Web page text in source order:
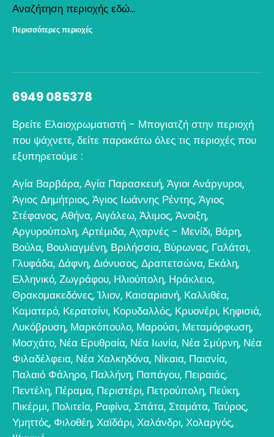
Αναζήτηση περιοχής εδώ...
Περισσότερες περιοχές
6949 085378
Βρείτε Ελαιοχρωματιστή - Μπογιατζή στην περιοχή
που ψάχνετε, δείτε παρακάτω όλες τις περιοχές που
εξυπηρετούμε :
Αγία Βαρβάρα, Αγία Παρασκευή, Άγιοι Ανάργυροι,
Άγιος Δημήτριος, Άγιος Ιωάννης Ρέντης, Άγιος
Στέφανος, Αθήνα, Αιγάλεω, Άλιμος, Άνοιξη,
Αργυρούπολη, Αρτέμιδα, Αχαρνές - Μενίδι, Βάρη,
Βούλα, Βουλιαγμένη, Βριλήσσια, Βύρωνας, Γαλάτσι,
Γλυφάδα, Δάφνη, Διόνυσος, Δραπετσώνα, Εκάλη,
Ελληνικό, Ζωγράφου, Ηλιούπολη, Ηράκλειο,
Θρακομακεδόνες,Ίλιον, Καισαριανή, Καλλιθέα,
Καματερό, Κερατσίνι, Κορυδαλλός, Κρυονέρι, Κηφισιά,
Λυκόβρυση, Μαρκόπουλο, Μαρούσι, Μεταμόρφωση,
Μοσχάτο, Νέα Ερυθραία, Νέα Ιωνία, Νέα Σμύρνη, Νέα
Φιλαδέλφεια, Νέα Χαλκηδόνα, Νίκαια, Παιανία,
Παλαιό Φάληρο, Παλλήνη, Παπάγου, Πειραιάς,
Πεντέλη, Πέραμα, Περιστέρι, Πετρούπολη, Πεύκη,
Πικέρμι, Πολιτεία, Ραφίνα, Σπάτα, Σταμάτα, Ταύρος,
Υμηττός, Φιλοθέη, Χαϊδάρι, Χαλάνδρι, Χολαργός,